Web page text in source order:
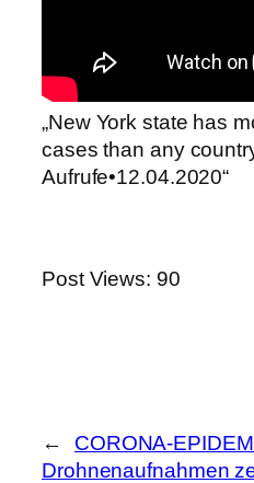
„New York state has
cases than any
Aufrufe•12.04.2020“
Post Views: 90
←
CORONA-
Drohnenaufnahmen